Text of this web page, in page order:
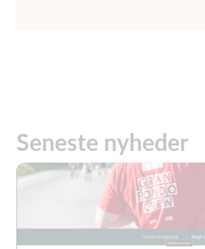
Seneste nyheder